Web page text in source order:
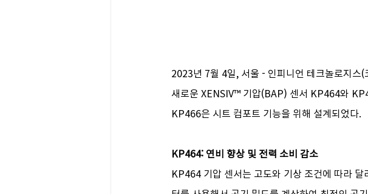
2023년 7월 4일, 서울 - 인피니언 테크놀로지스
새로운 XENSIV™ 기압(BAP) 센서 KP464와
KP466은 시트 컴포트 기능을 위해 설계되었다.
KP464: 연비 향상 및 전력 소비 감소
KP464 기압 센서는 고도와 기상 조건에 따라